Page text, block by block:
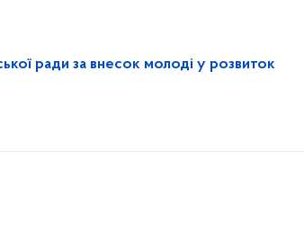
ради за внесок молоді у розвиток